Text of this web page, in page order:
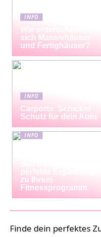
INFO
Wie unterscheiden
sich Massivhäuser
und Fertighäuser?
INFO
Carports: Schicker
Schutz für dein Auto
INFO
perfekte Ergänzung
zu Ihrem
Fitnessprogramm
Finde dein perfektes